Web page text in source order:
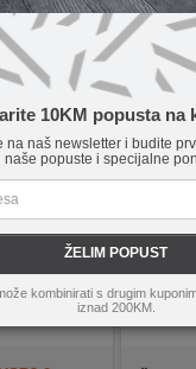
10KM popusta na
na naš newsletter i budite
naše popuste i specijalne
ŽELIM POPUST
kombinirati s drugim
iznad 200KM.
s
Izdržljiv
29,90